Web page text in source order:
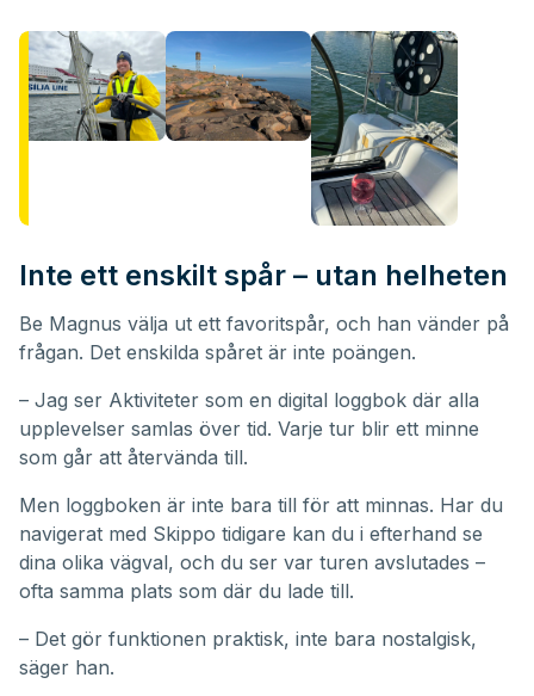
Inte ett enskilt spår – utan helheten
Be Magnus välja ut ett favoritspår, och han vänder på
frågan. Det enskilda spåret är inte poängen.
– Jag ser Aktiviteter som en digital loggbok där alla
upplevelser samlas över tid. Varje tur blir ett minne
som går att återvända till.
Men loggboken är inte bara till för att minnas. Har du
navigerat med Skippo tidigare kan du i efterhand se
dina olika vägval, och du ser var turen avslutades –
ofta samma plats som där du lade till.
– Det gör funktionen praktisk, inte bara nostalgisk,
säger han.